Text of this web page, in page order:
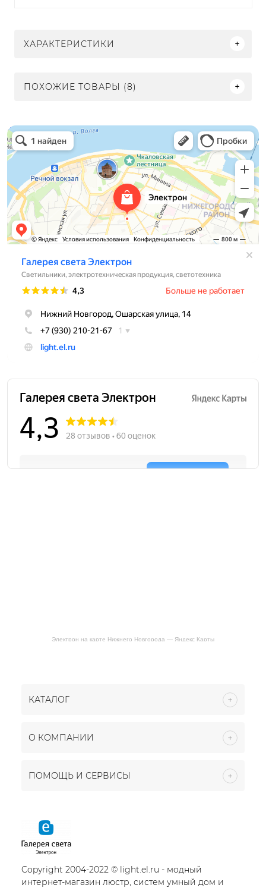
ХАРАКТЕРИСТИКИ
ПОХОЖИЕ ТОВАРЫ (8)
Электрон
Светильники в Нижнем Новгороде
Электротехническая продукция в Нижнем Новгороде
Электрон на карте Нижнего Новгорода — Яндекс Карты
КАТАЛОГ
О КОМПАНИИ
ПОМОЩЬ И СЕРВИСЫ
Copyright 2004-2022 © light.el.ru - модный
интернет-магазин люстр, систем умный дом и